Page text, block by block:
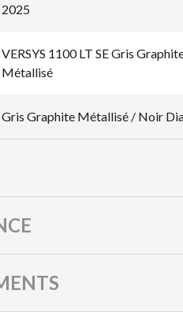
2025
VERSYS 1100 LT SE Gris
Métallisé
Gris Graphite Métallisé / Noir